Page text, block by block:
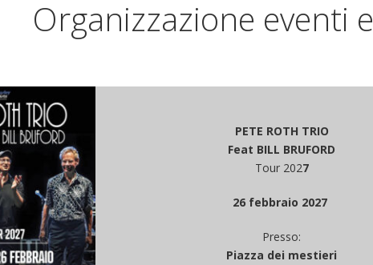
Organizzazione eventi
PETE ROTH TRIO
Feat BILL BRUFORD
Tour 2027
26 febbraio 2027
Presso:
Piazza dei mestieri